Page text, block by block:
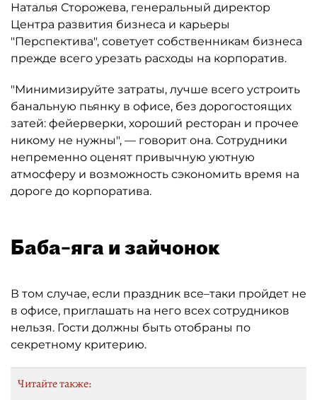
Наталья Сторожева, генеральный директор
Центра развития бизнеса и карьеры
"Перспектива", советует собственникам бизнеса
прежде всего урезать расходы на корпоратив.
"Минимизируйте затраты, лучше всего устроить
банальную пьянку в офисе, без дорогостоящих
затей: фейерверки, хороший ресторан и прочее
никому не нужны", — говорит она. Сотрудники
непременно оценят привычную уютную
атмосферу и возможность сэкономить время на
дороге до корпоратива.
Баба–яга и зайчонок
В том случае, если праздник все–таки пройдет не
в офисе, приглашать на него всех сотрудников
нельзя. Гости должны быть отобраны по
секретному критерию.
Читайте также: